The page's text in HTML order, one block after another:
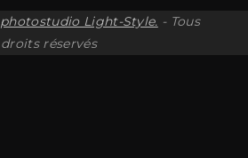
photostudio Light-Style. - Tous
droits réservés